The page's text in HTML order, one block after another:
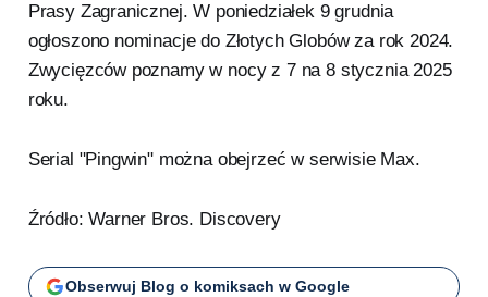
Prasy Zagranicznej. W poniedziałek 9 grudnia
ogłoszono nominacje do Złotych Globów za rok 2024.
Zwycięzców poznamy w nocy z 7 na 8 stycznia 2025
roku.
Serial "Pingwin" można obejrzeć w serwisie Max.
Źródło: Warner Bros. Discovery
Obserwuj Blog o komiksach w Google